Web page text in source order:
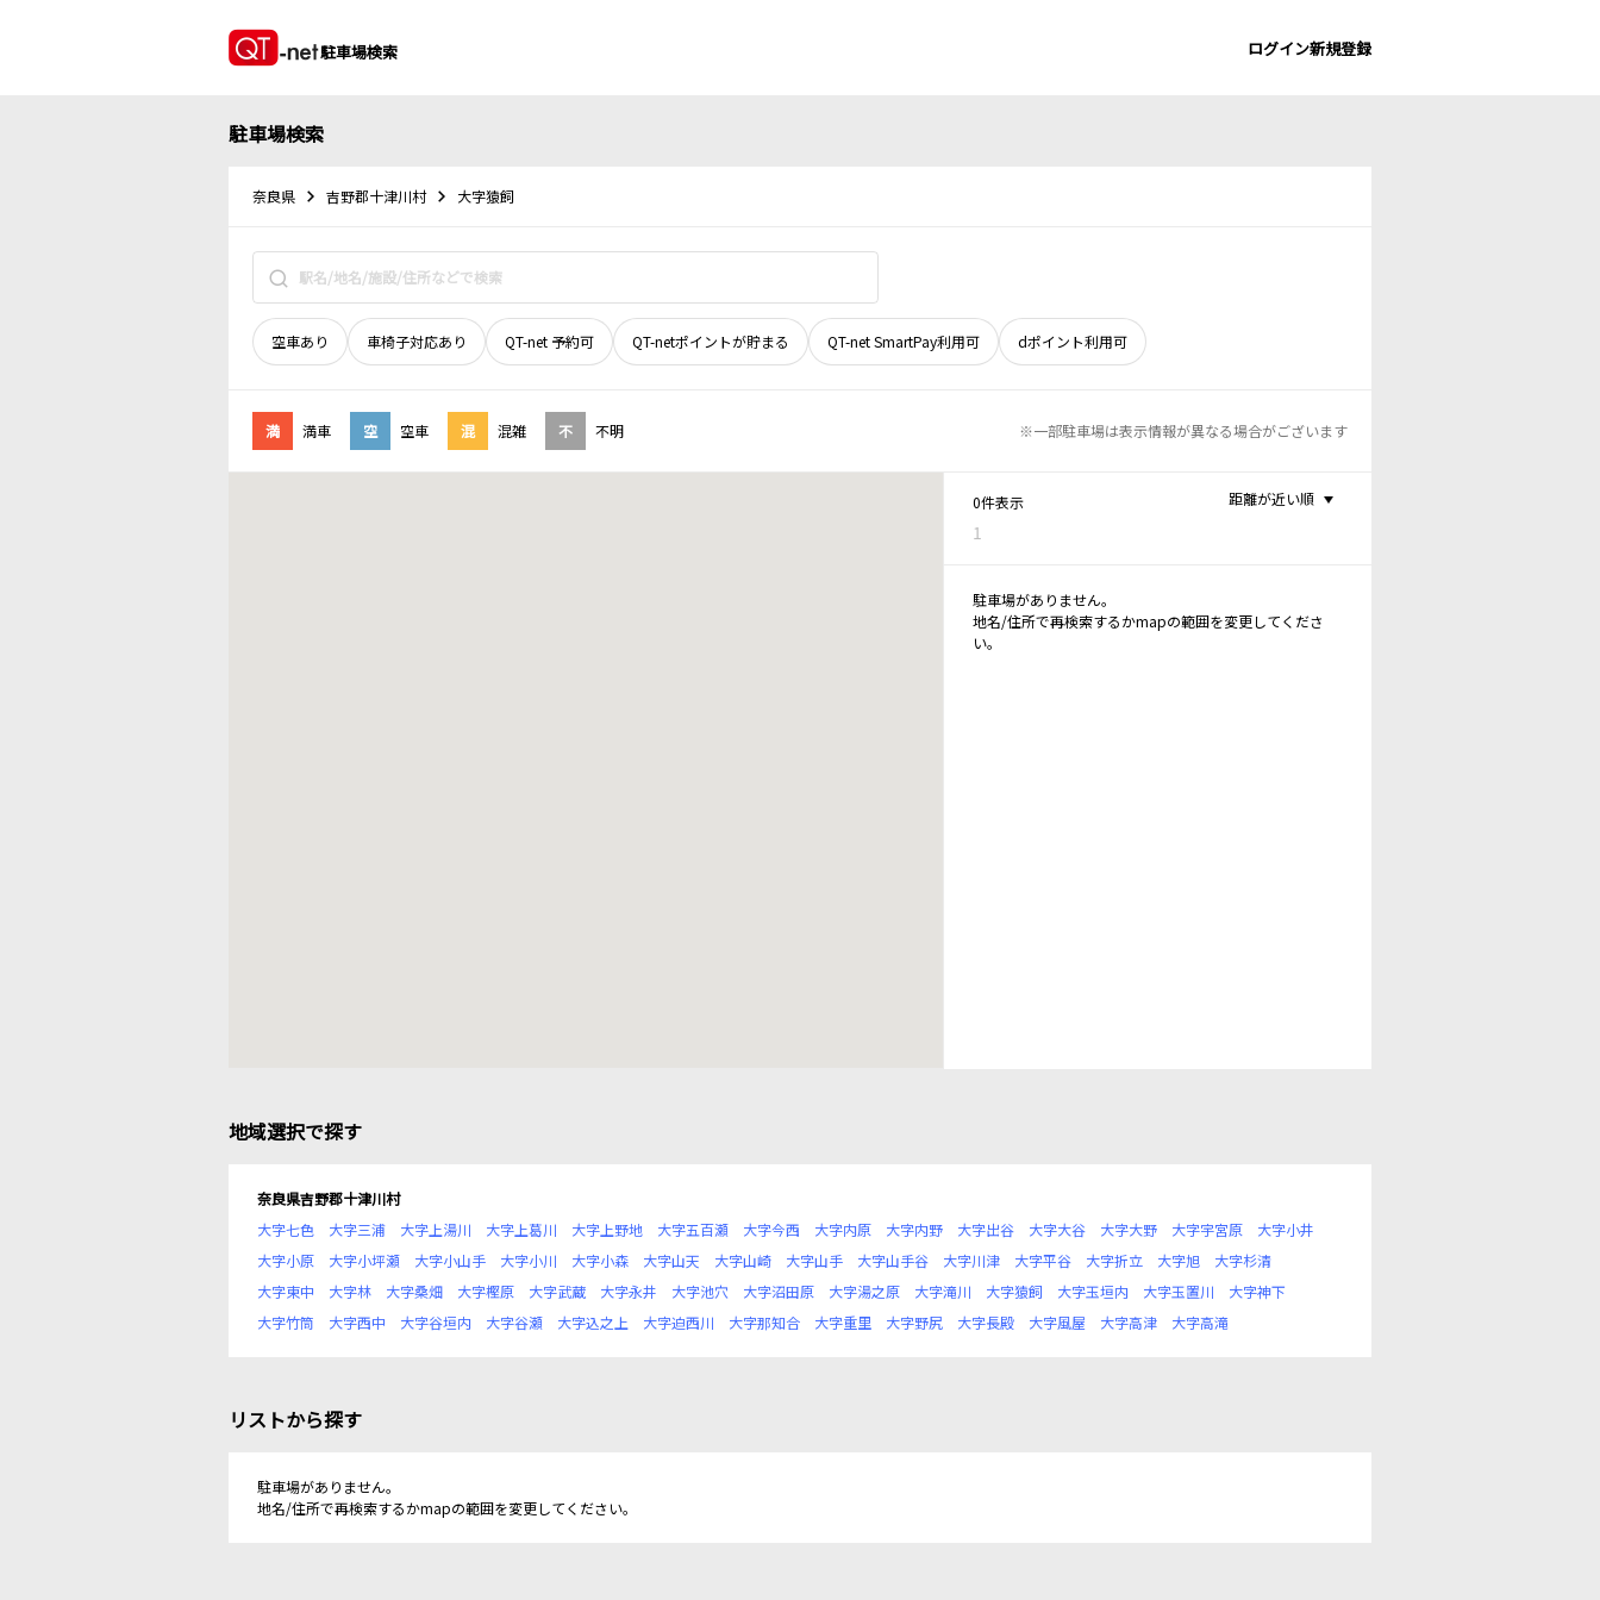
駐車場検索 ログイン新規登録
駐車場検索
奈良県 吉野郡十津川村 大字猿飼
空車あり 車椅子対応あり QT-net 予約可 QT-netポイントが貯まる QT-net SmartPay利用可 dポイント利用可
満 満車 空 空車 混 混雑 不 不明 ※一部駐車場は表示情報が異なる場合がございます
0件表示
1
距離が近い順
駐車場がありません。
地名/住所で再検索するかmapの範囲を変更してくださ
い。
地域選択で探す
奈良県吉野郡十津川村
大字七色
大字三浦 大字上湯川 大字上葛川 大字上野地 大字五百瀬 大字今西 大字内原 大字内野 大字出谷 大字大谷 大字大野 大字宇宮原
大字小井
大字小原
大字小坪瀬 大字小山手 大字小川 大字小森 大字山天 大字山崎 大字山手 大字山手谷 大字川津 大字平谷 大字折立 大字旭
大字杉清
大字東中
大字林 大字桑畑 大字樫原 大字武蔵 大字永井 大字池穴 大字沼田原 大字湯之原 大字滝川 大字猿飼 大字玉垣内 大字玉置川
大字神下
大字竹筒
大字西中 大字谷垣内 大字谷瀬 大字込之上 大字迫西川 大字那知合 大字重里 大字野尻 大字長殿 大字風屋 大字高津 大字高滝
リストから探す
駐車場がありません。
地名/住所で再検索するかmapの範囲を変更してください。